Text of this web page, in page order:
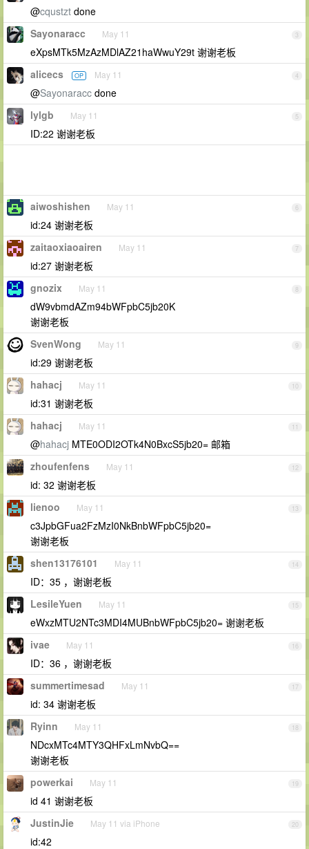
@cqustzt done
3
Sayonaracc May 11
eXpsMTk5MzAzMDlAZ21haWwuY29t 谢谢老板
4
alicecs OP May 11
@Sayonaracc done
5
lylgb May 11
ID:22 谢谢老板
6
aiwoshishen May 11
id:24 谢谢老板
7
zaitaoxiaoairen May 11
id:27 谢谢老板
8
gnozix May 11
dW9vbmdAZm94bWFpbC5jb20K
谢谢老板
9
SvenWong May 11
id:29 谢谢老板
10
hahacj May 11
id:31 谢谢老板
11
hahacj May 11
@hahacj MTE0ODI2OTk4N0BxcS5jb20= 邮箱
12
zhoufenfens May 11
id: 32 谢谢老板
13
lienoo May 11
c3JpbGFua2FzMzI0NkBnbWFpbC5jb20=
谢谢老板
14
shen13176101 May 11
ID：35 ，谢谢老板
15
LesileYuen May 11
eWxzMTU2NTc3MDI4MUBnbWFpbC5jb20= 谢谢老板
16
ivae May 11
ID：36 ，谢谢老板
17
summertimesad May 11
id: 34 谢谢老板
18
Ryinn May 11
NDcxMTc4MTY3QHFxLmNvbQ==
谢谢老板
19
powerkai May 11
id 41 谢谢老板
20
JustinJie May 11 via iPhone
id:42